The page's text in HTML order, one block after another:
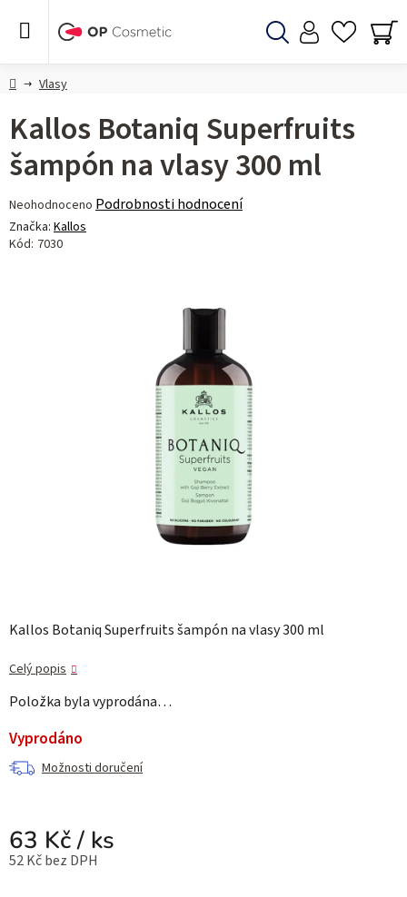
DomůVlasy
Kallos Botaniq Superfruits šampón na vlasy 300 ml
Celý popis
Položka byla vyprodána…
Vyprodáno
Možnosti doručení
63 Kč/ ks
52 Kč bez DPH
Kallos Botaniq Superfruits
šampón na vlasy 300 ml
Průměrné
hodnocení
produktu
Neohodnoceno Podrobnosti hodnocení
Značka: Kallos
Kód: 7030